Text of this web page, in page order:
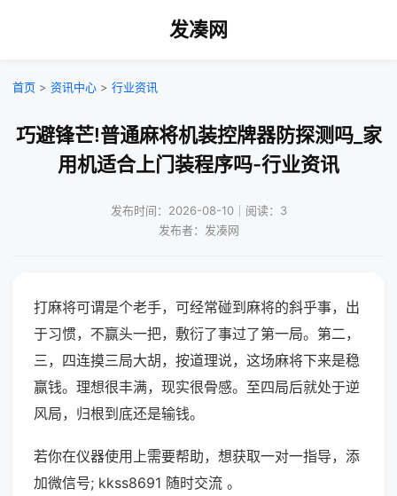
发凑网
首页 > 资讯中心 > 行业资讯
巧避锋芒!普通麻将机装控牌器防探测吗_家
用机适合上门装程序吗-行业资讯
发布时间：2026-08-10｜阅读：3
发布者：发凑网
打麻将可谓是个老手，可经常碰到麻将的斜乎事，出
于习惯，不赢头一把，敷衍了事过了第一局。第二，
三，四连摸三局大胡，按道理说，这场麻将下来是稳
赢钱。理想很丰满，现实很骨感。至四局后就处于逆
风局，归根到底还是输钱。
若你在仪器使用上需要帮助，想获取一对一指导，添
加微信号; kkss8691 随时交流 。